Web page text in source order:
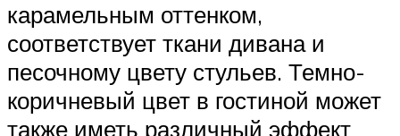
карамельным оттенком,
соответствует ткани дивана и
песочному цвету стульев. Темно-
коричневый цвет в гостиной может
также иметь различный эффект